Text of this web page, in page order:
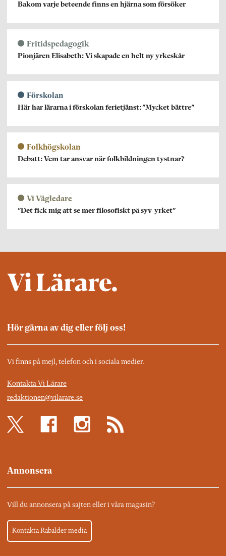
Bakom varje beteende finns en hjärna som försöker
Fritidspedagogik
Pionjären Elisabeth: Vi skapade en helt ny yrkeskår
Förskolan
Här har lärarna i förskolan ferietjänst: ”Mycket bättre”
Folkhögskolan
Debatt: Vem tar ansvar när folkbildningen tystnar?
Vi Vägledare
”Det fick mig att se mer filosofiskt på syv-yrket”
Hör gärna av dig eller följ oss!
Vi finns på mejl, telefon och i sociala medier.
Kontakta Vi Lärare
redaktionen@vilarare.se
Annonsera
Vill du annonsera på sajten eller i våra magasin?
Kontakta Rabalder media